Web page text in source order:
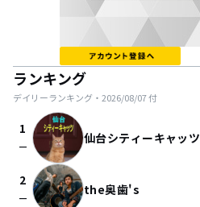
ランキング
デイリーランキング・ 2026/08/07付
1
check_indeterminate_small 仙台シティーキャッツ
2
check_indeterminate_small the奥歯's